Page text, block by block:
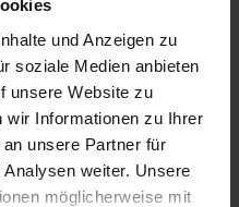
und Anzeigen zu
soziale Medien anbieten
unsere Website zu
wir Informationen zu Ihrer
unsere Partner für
weiter. Unsere
möglicherweise mit